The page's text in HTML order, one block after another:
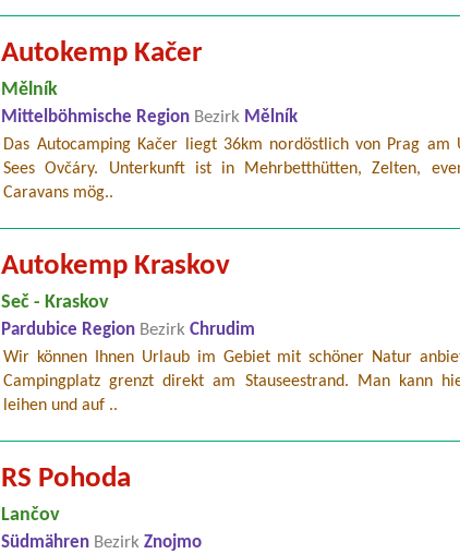
Autokemp Kačer
Mělník
Mittelböhmische Region Bezirk Mělník
Das Autocamping Kačer liegt 36km nordöstlich von Prag am
Sees Ovčáry. Unterkunft ist in Mehrbetthütten, Zelten,
Caravans mög..
Autokemp Kraskov
Seč - Kraskov
Pardubice Region Bezirk Chrudim
Wir können Ihnen Urlaub im Gebiet mit schöner Natur
Campingplatz grenzt direkt am Stauseestrand. Man kann
leihen und auf ..
RS Pohoda
Lančov
Südmähren Bezirk Znojmo